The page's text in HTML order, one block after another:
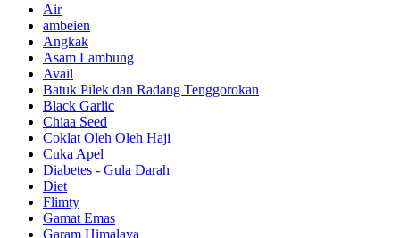
Air
ambeien
Angkak
Asam Lambung
Avail
Batuk Pilek dan Radang Tenggorokan
Black Garlic
Chiaa Seed
Coklat Oleh Oleh Haji
Cuka Apel
Diabetes - Gula Darah
Diet
Flimty
Gamat Emas
Garam Himalaya